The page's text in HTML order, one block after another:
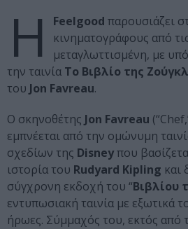
Η Feelgood παρουσιάζει
κινηματογράφους από
μεταγλωττισμένη, με
την ταινία Το Βιβλίο της
του Jon Favreau.
Ο σκηνοθέτης Jon Favreau
εμπνέεται από την ομώνυμη
σχεδίων της Disneyπου
ιστορία του Rudyard Kipling και
σύγχρονη εκδοχή του “Βιβλίου
εντυπωσιακή ταινία με εξωτικά
ήρωες. Σύμμαχός του, εκτός από